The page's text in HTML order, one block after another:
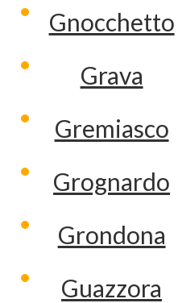
Gnocchetto
Grava
Gremiasco
Grognardo
Grondona
Guazzora